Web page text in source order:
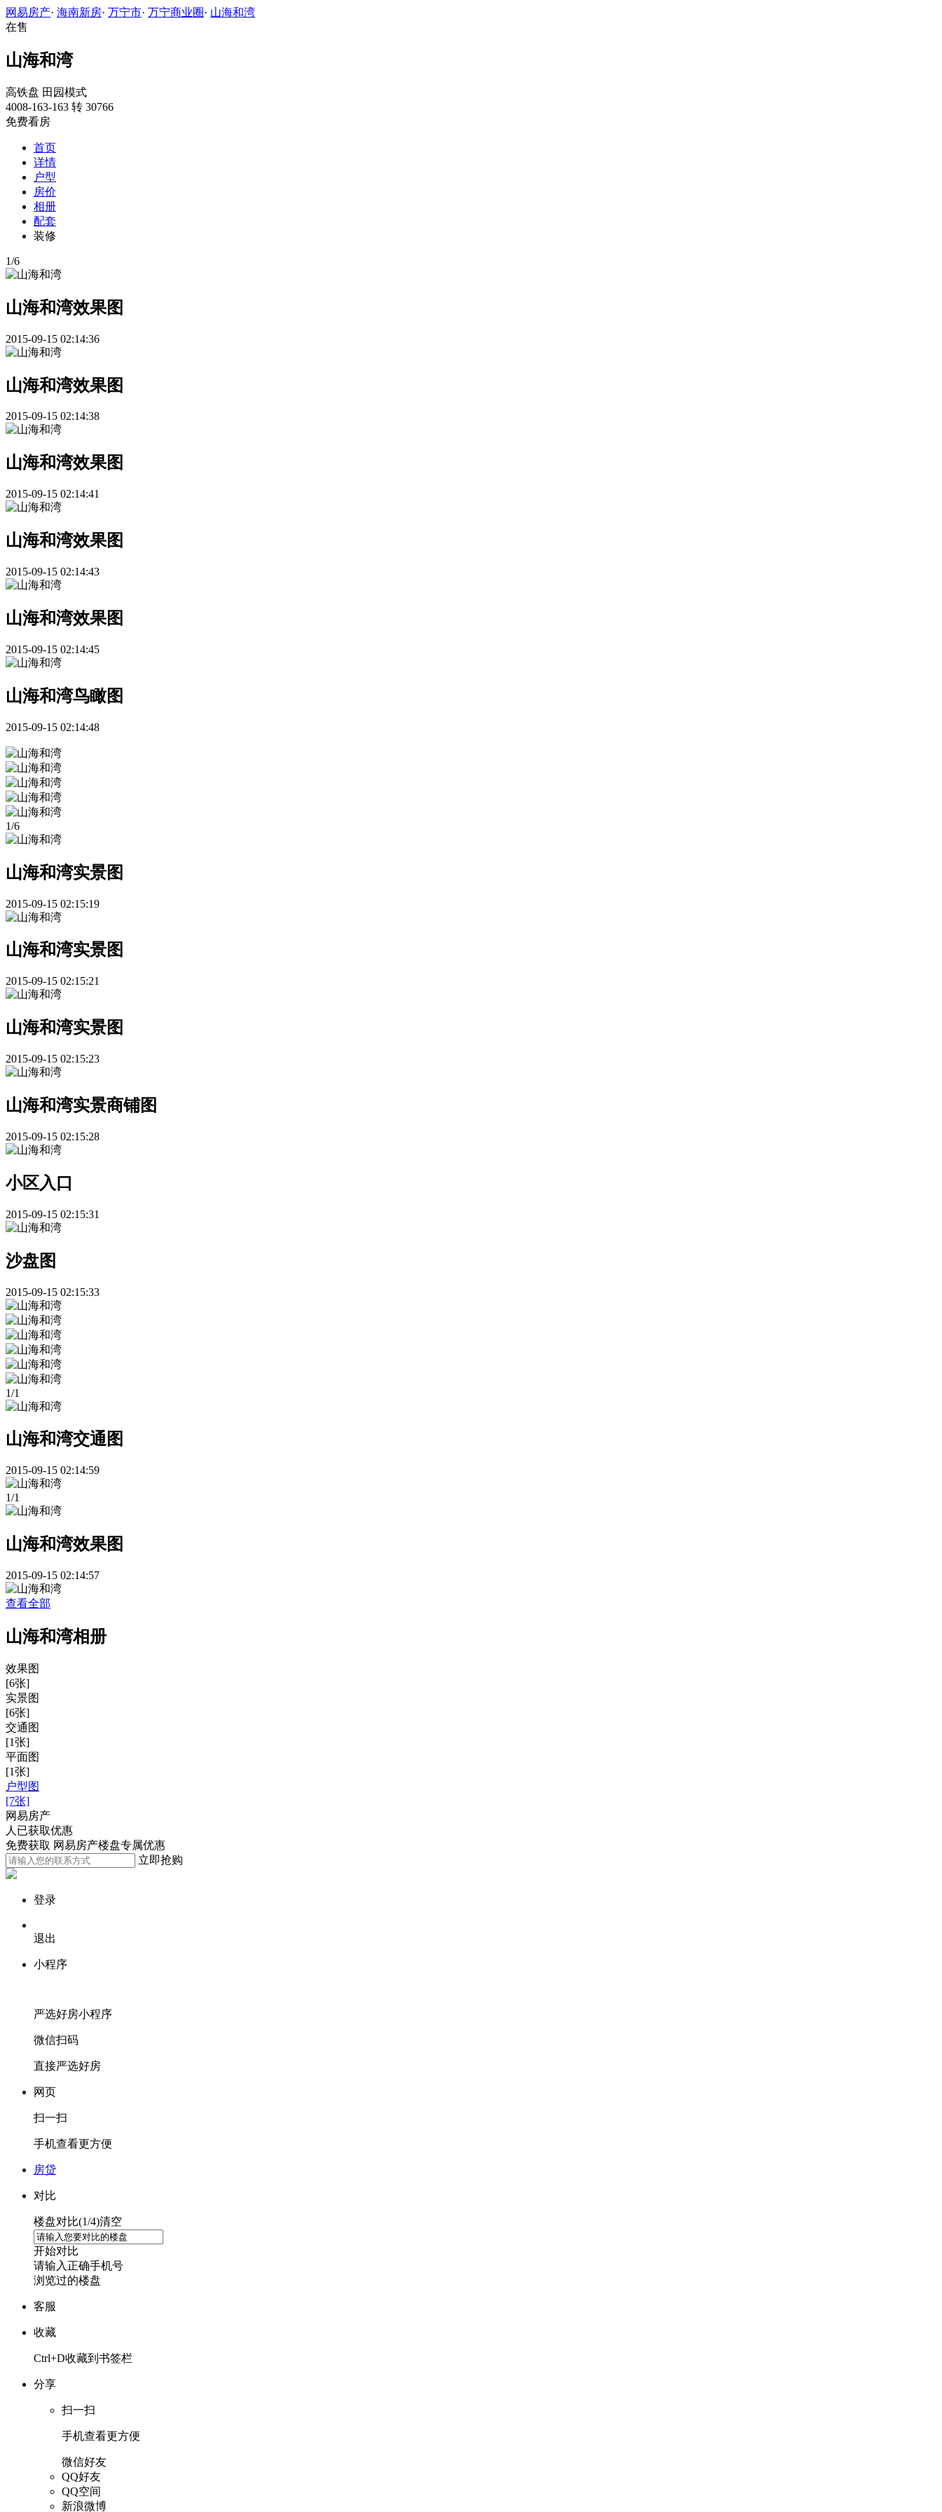
网易房产· 海南新房· 万宁市· 万宁商业圈· 山海和湾
在售
山海和湾
高铁盘 田园模式
4008-163-163 转 30766
免费看房
首页
详情
户型
房价
相册
配套
装修
1/6
山海和湾效果图
2015-09-15 02:14:36
山海和湾效果图
2015-09-15 02:14:38
山海和湾效果图
2015-09-15 02:14:41
山海和湾效果图
2015-09-15 02:14:43
山海和湾效果图
2015-09-15 02:14:45
山海和湾鸟瞰图
2015-09-15 02:14:48
1/6
山海和湾实景图
2015-09-15 02:15:19
山海和湾实景图
2015-09-15 02:15:21
山海和湾实景图
2015-09-15 02:15:23
山海和湾实景商铺图
2015-09-15 02:15:28
小区入口
2015-09-15 02:15:31
沙盘图
2015-09-15 02:15:33
1/1
山海和湾交通图
2015-09-15 02:14:59
1/1
山海和湾效果图
2015-09-15 02:14:57
查看全部
山海和湾相册
效果图
[6张]
实景图
[6张]
交通图
[1张]
平面图
[1张]
户型图
[7张]
网易房产
人已获取优惠
免费获取 网易房产楼盘专属优惠
立即抢购
登录
退出
小程序
严选好房小程序
微信扫码
直接严选好房
网页
扫一扫
手机查看更方便
房贷
对比
楼盘对比(1/4)清空
开始对比
请输入正确手机号
浏览过的楼盘
客服
收藏
Ctrl+D收藏到书签栏
分享
扫一扫
手机查看更方便
微信好友
QQ好友
QQ空间
新浪微博